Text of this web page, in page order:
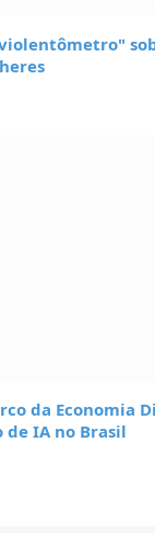
da Economia
de IA no Brasil